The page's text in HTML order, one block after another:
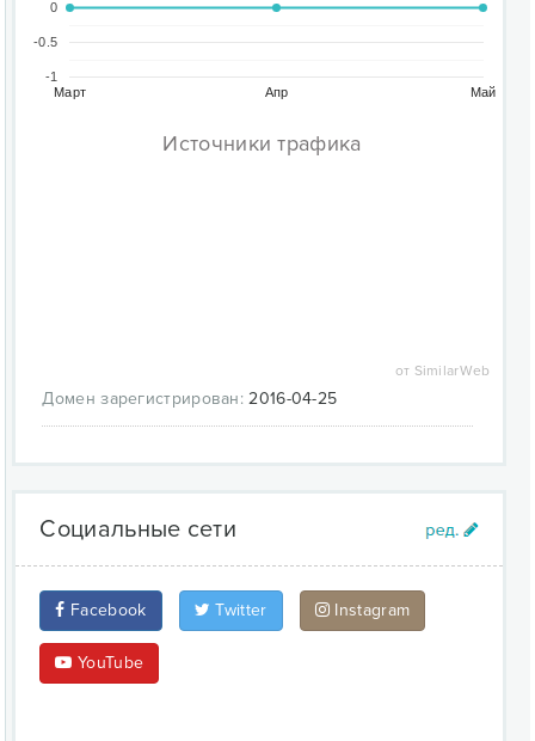
Март Апр Май
-1
-0.5
0
Источники трафика
от SimilarWeb
Домен зарегистрирован: 2016-04-25
Социальные сети
Facebook Twitter Instagram
YouTube